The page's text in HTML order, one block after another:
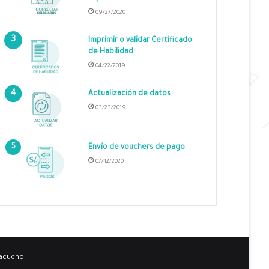
09/27/2020
Imprimir o validar Certificado
de Habilidad
04/22/2019
Actualización de datos
03/23/2019
Envío de vouchers de pago
07/12/2020